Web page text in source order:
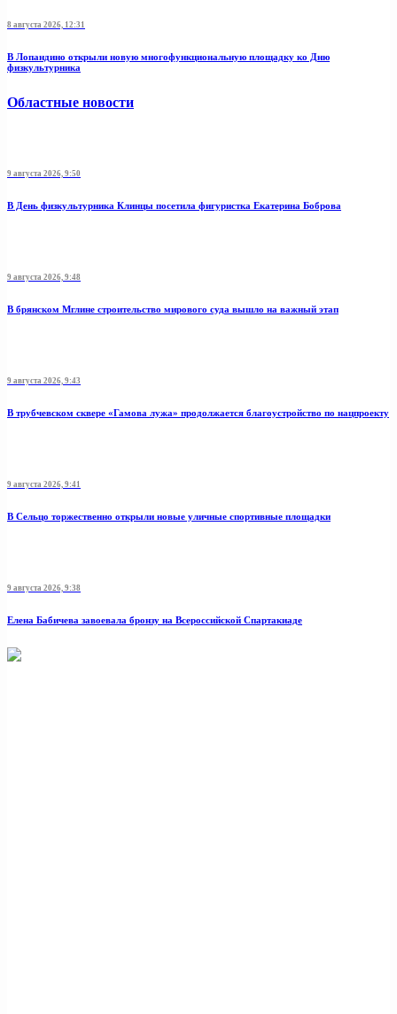
8 августа 2026, 12:31
В Лопандино открыли новую многофункциональную площадку ко Дню
физкультурника
Областные новости
9 августа 2026, 9:50
В День физкультурника Клинцы посетила фигуристка Екатерина Боброва
9 августа 2026, 9:48
В брянском Мглине строительство мирового суда вышло на важный этап
9 августа 2026, 9:43
В трубчевском сквере «Гамова лужа» продолжается благоустройство по нацпроекту
9 августа 2026, 9:41
В Сельцо торжественно открыли новые уличные спортивные площадки
9 августа 2026, 9:38
Елена Бабичева завоевала бронзу на Всероссийской Спартакиаде